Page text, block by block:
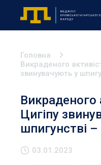
Головна
Викраденого
звинувачують у
Викраденого
Цигіпу
шпигунстві
03.01.2023